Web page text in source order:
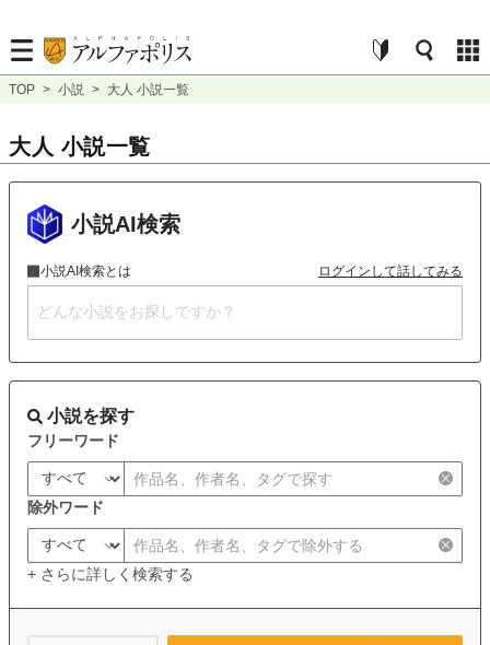
TOP > 小説 > 大人 小説一覧
大人 小説一覧
小説AI検索
小説AI検索とは ログインして話してみる
小説を探す
フリーワード
除外ワード
+ さらに詳しく検索する